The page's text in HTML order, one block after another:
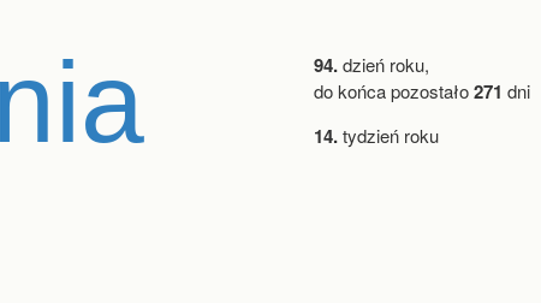
94.dzień roku,
do końca pozostało271 dni
14.tydzień roku